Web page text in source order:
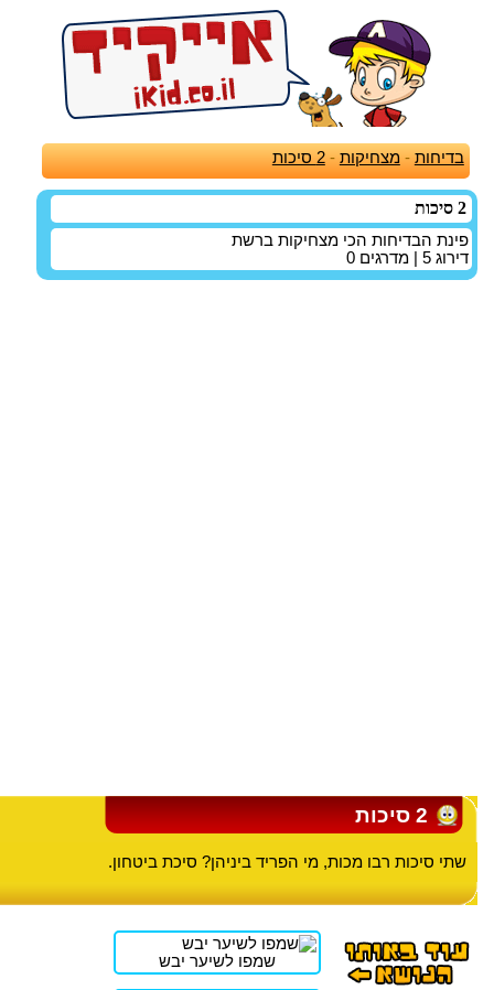
בדיחות -מצחיקות -2 סיכות
2 סיכות
פינת הבדיחות הכי מצחיקות ברשת
דירוג 5 | מדרגים 0
2 סיכות
שתי סיכות רבו מכות, מי הפריד ביניהן? סיכת ביטחון.
שמפו לשיער יבש